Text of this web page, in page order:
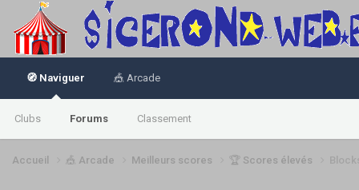
🧭 Naviguer
Clubs Forums Classement
🎪 Arcade
Accueil 🎪 Arcade Meilleurs scores 🏆 Scores élevés